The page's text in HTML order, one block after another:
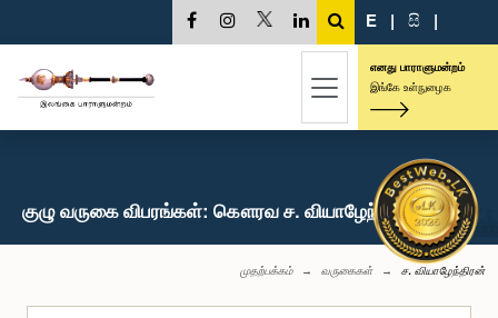
E | සි |
எனது பாராளுமன்றம்
இங்கே உள்நுழைக
குழு வருகை விபரங்கள்: கௌரவ ச. வியாழேந்திரன், பா.உ.
முதற்பக்கம் வருகைகள் ச. வியாழேந்திரன்